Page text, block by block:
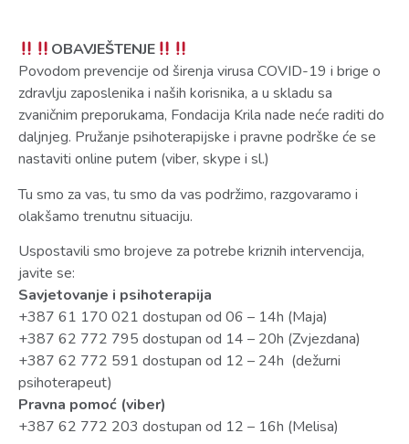
OBAVJEŠTENJE
Povodom prevencije od širenja virusa COVID-19 i brige o
zdravlju zaposlenika i naših korisnika, a u skladu sa
zvaničnim preporukama, Fondacija Krila nade neće raditi do
daljnjeg. Pružanje psihoterapijske i pravne podrške će se
nastaviti online putem (viber, skype i sl.)
Tu smo za vas, tu smo da vas podržimo, razgovaramo i
olakšamo trenutnu situaciju.
Uspostavili smo brojeve za potrebe kriznih intervencija,
javite se:
Savjetovanje i psihoterapija
+387 61 170 021 dostupan od 06 – 14h (Maja)
+387 62 772 795 dostupan od 14 – 20h (Zvjezdana)
+387 62 772 591 dostupan od 12 – 24h (dežurni
psihoterapeut)
Pravna pomoć (viber)
+387 62 772 203 dostupan od 12 – 16h (Melisa)